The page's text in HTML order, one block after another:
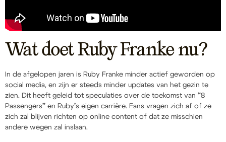
Wat doet Ruby Franke nu?
In de afgelopen jaren is Ruby Franke minder actief geworden op
social media, en zijn er steeds minder updates van het gezin te
zien. Dit heeft geleid tot speculaties over de toekomst van “8
Passengers” en Ruby’s eigen carrière. Fans vragen zich af of ze
zich zal blijven richten op online content of dat ze misschien
andere wegen zal inslaan.